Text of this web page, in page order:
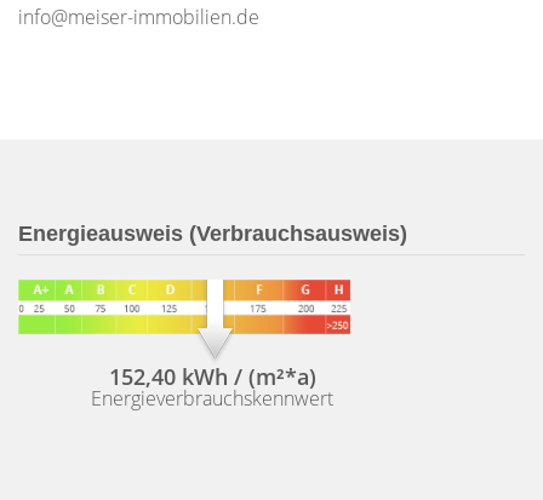
info@meiser-immobilien.de
Energieausweis (Verbrauchsausweis)
152,40 kWh / (m²*a)
Energieverbrauchskennwert